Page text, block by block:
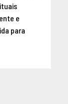
e
para